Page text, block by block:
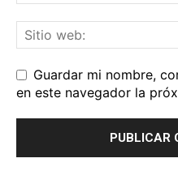
Guardar mi nombre,
en este navegador la